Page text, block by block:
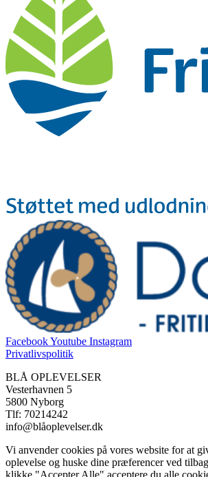
FacebookYoutube Instagram
Privatlivspolitik
BLÅ OPLEVELSER
Vesterhavnen 5
5800 Nyborg
Tlf: 70214242
info@blåoplevelser.dk
Vi anvender cookies på vores website for at
oplevelse og huske dine præferencer ved
klikke "Accepter Alle" acceptere du alle